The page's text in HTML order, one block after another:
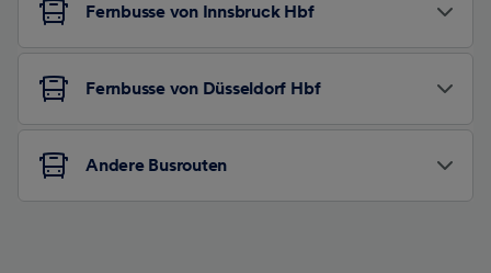
Fernbusse von Innsbruck Hbf
Fernbusse von Düsseldorf Hbf
Andere Busrouten